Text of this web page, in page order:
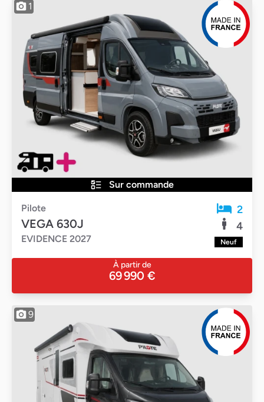
1
Sur commande
Pilote
VEGA 630J
EVIDENCE 2027
2
4
Neuf
À partir de
69 990 €
9